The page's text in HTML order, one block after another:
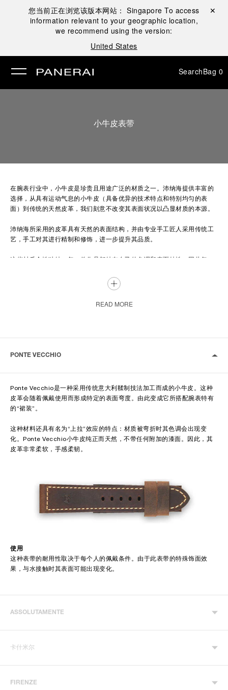
您当前正在浏览该版本网站：Singapore To access
information relevant to your geographic location,
we recommend using the version:
United States
Close ✕
SearchBag 0
小牛皮表带
在腕表行业中，小牛皮是珍贵且用途广泛的材质之一。沛纳海提供丰富的
选择，从具有运动气息的小牛皮（具备优异的技术特点和特别均匀的表
面）到传统的天然皮革，我们刻意不改变其表面状况以凸显材质的本源。
沛纳海所采用的皮革具有天然的表面结构，并由专业手工匠人采用传统工
艺，手工对其进行精制和修饰，进一步提升其品质。
在制作过程中，皮革会采用三种不同方法进行处理：鞣制、染色和修饰。
款）在于所谓的“复古衬垫”，该设计的灵感源于之前的初创表款。
表带由单层皮革折叠、手工缝合而成。
沛纳海小牛皮表带备有各种饰面和颜色，适合在所有场合佩戴。
READ MORE
PONTE VECCHIO
Ponte Vecchio是一种采用传统意大利鞣制技法加工而成的小牛皮。这种
皮革会随着佩戴使用而形成特定的表面弯度。由此变成它所搭配腕表特有
的“裙装”。
这种材料还具有名为“上拉”效应的特点：材质被弯折时其色调会出现变
化。Ponte Vecchio小牛皮纯正而天然，不带任何附加的漆面。因此，其
皮革非常柔软，手感柔韧。
使用
这种表带的耐用性取决于每个人的佩戴条件。由于此表带的特殊饰面效
果，与水接触时其表面可能出现变化。
ASSOLUTAMENTE
卡什米尔
FIRENZE